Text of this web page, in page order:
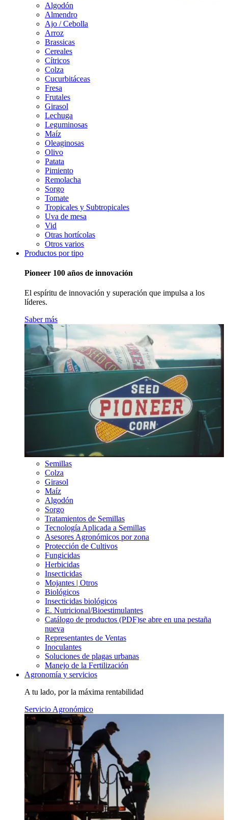
Algodón
Almendro
Ajo / Cebolla
Arroz
Brassicas
Cereales
Cítricos
Colza
Cucurbitáceas
Fresa
Frutales
Girasol
Lechuga
Leguminosas
Maíz
Oleaginosas
Olivo
Patata
Pimiento
Remolacha
Sorgo
Tomate
Tropicales y Subtropicales
Uva de mesa
Vid
Otras hortícolas
Otros varios
Productos por tipo
Pioneer 100 años de innovación
El espíritu de innovación y superación que impulsa a los
líderes.
Saber más
Semillas
Colza
Girasol
Maíz
Algodón
Sorgo
Tratamientos de Semillas
Tecnología Aplicada a Semillas
Asesores Agronómicos por zona
Protección de Cultivos
Fungicidas
Herbicidas
Insecticidas
Mojantes | Otros
Biológicos
Insecticidas biológicos
E. Nutricional/Bioestimulantes
Catálogo de productos (PDF)se abre en una pestaña
nueva
Representantes de Ventas
Inoculantes
Soluciones de plagas urbanas
Manejo de la Fertilización
Agronomía y servicios
A tu lado, por la máxima rentabilidad
Servicio Agronómico